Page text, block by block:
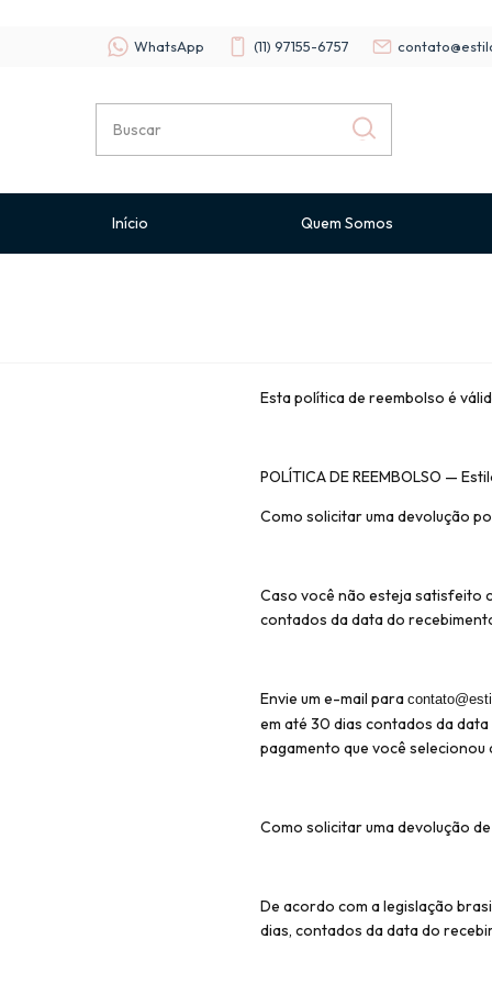
WhatsApp (11) 97155-6757
Início Quem Somos
Esta política de reembolso é
POLÍTICA DE REEMBOLSO —
Como solicitar uma devolução
Caso você não esteja satisfeito
contados da data do
Envie um e-mail para
em até 30 dias contados da
pagamento que você
Como solicitar uma devolução
De acordo com a legislação
dias, contados da data do